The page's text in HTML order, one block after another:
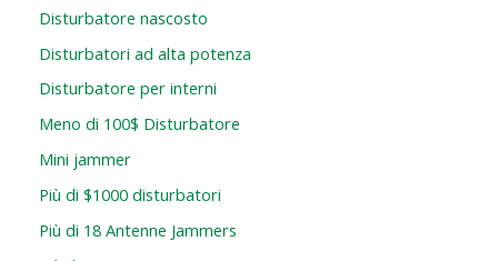
Disturbatore nascosto
Disturbatori ad alta potenza
Disturbatore per interni
Meno di 100$ Disturbatore
Mini jammer
Più di $1000 disturbatori
Più di 18 Antenne Jammers